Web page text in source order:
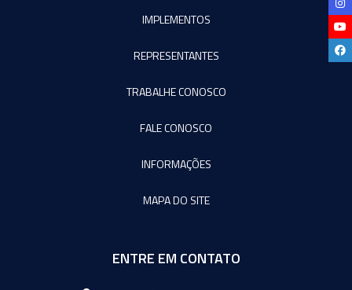
IMPLEMENTOS
REPRESENTANTES
TRABALHE CONOSCO
FALE CONOSCO
INFORMAÇÕES
MAPA DO SITE
ENTRE EM CONTATO